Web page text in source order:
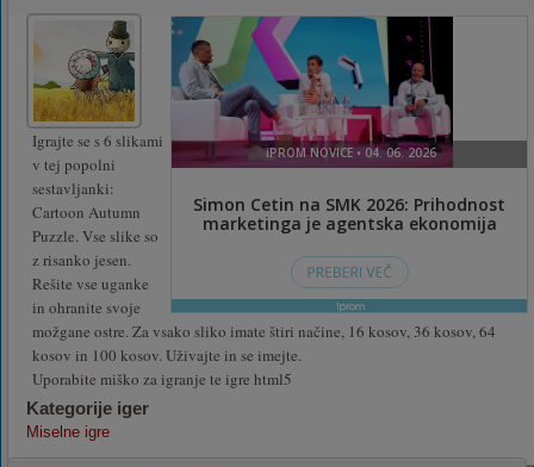
Igrajte se s 6 slikami
v tej popolni
sestavljanki:
Cartoon Autumn
Puzzle. Vse slike so
z risanko jesen.
Rešite vse uganke
in ohranite svoje
možgane ostre. Za vsako sliko imate štiri načine, 16 kosov, 36 kosov, 64
kosov in 100 kosov. Uživajte in se imejte.
Uporabite miško za igranje te igre html5
Kategorije iger
Miselne igre